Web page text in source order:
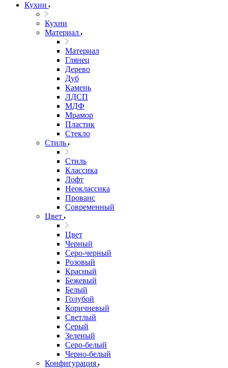
Кухни
Кухни
Материал
Материал
Глянец
Дерево
Дуб
Камень
ЛДСП
МДФ
Мрамор
Пластик
Стекло
Стиль
Стиль
Классика
Лофт
Неоклассика
Прованс
Современный
Цвет
Цвет
Черный
Серо-черный
Розовый
Красный
Бежевый
Белый
Голубой
Коричневый
Светлый
Серый
Зеленый
Серо-белый
Черно-белый
Конфигурация